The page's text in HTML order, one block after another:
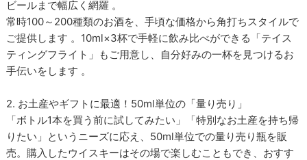
ビールまで幅広く網羅 。
常時100～200種類のお酒を、手頃な価格から角打ちスタイルで
ご提供します 。10ml×3杯で手軽に飲み比べができる「テイス
ティングフライト」もご用意し、自分好みの一杯を見つけるお
手伝いをします 。
2. お土産やギフトに最適！50ml単位の「量り売り」
「ボトル1本を買う前に試してみたい」「特別なお土産を持ち帰
りたい」というニーズに応え、50ml単位での量り売り瓶を販
売。購入したウイスキーはその場で楽しむこともでき、おすす